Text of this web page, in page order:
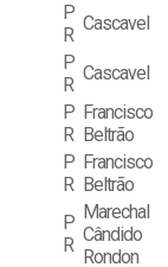
P
R
Cascavel
P
R
Cascavel
P
R
Francisco
Beltrão
P
R
Francisco
Beltrão
P
R
Marechal
Cândido
Rondon